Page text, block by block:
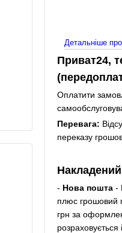
Детальніше
Приват24,
Оплатити
Перевага:
переказу
- Нова пошта-
плюс грошовий
грн за
розраховується